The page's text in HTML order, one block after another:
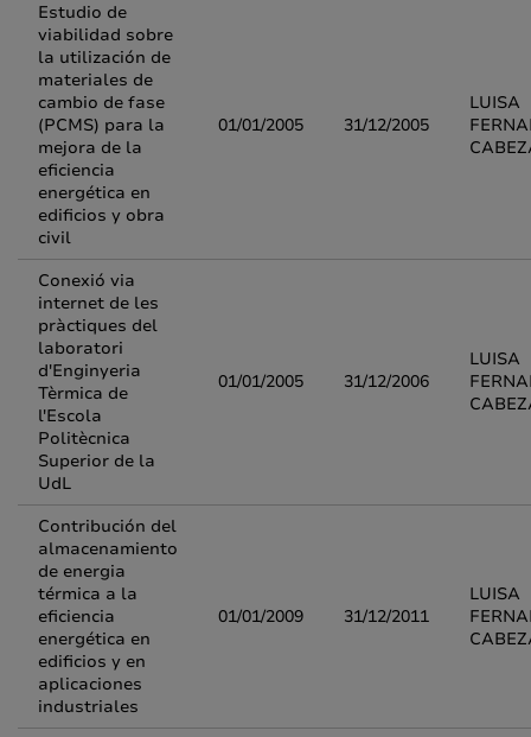
Estudio de
viabilidad sobre
la utilización de
materiales de
cambio de fase
(PCMS) para la
mejora de la
eficiencia
energética en
edificios y obra
civil
01/01/2005 31/12/2005
LUISA
Conexió via
internet de les
pràctiques del
laboratori
d'Enginyeria
Tèrmica de
l'Escola
Politècnica
Superior de la
UdL
01/01/2005 31/12/2006
LUISA
Contribución del
almacenamiento
de energia
térmica a la
eficiencia
energética en
edificios y en
aplicaciones
industriales
01/01/2009 31/12/2011
LUISA